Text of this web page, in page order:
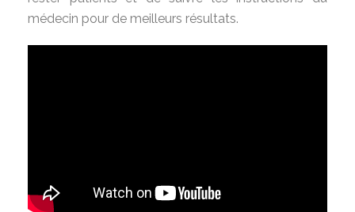
médecin pour de meilleurs résultats.